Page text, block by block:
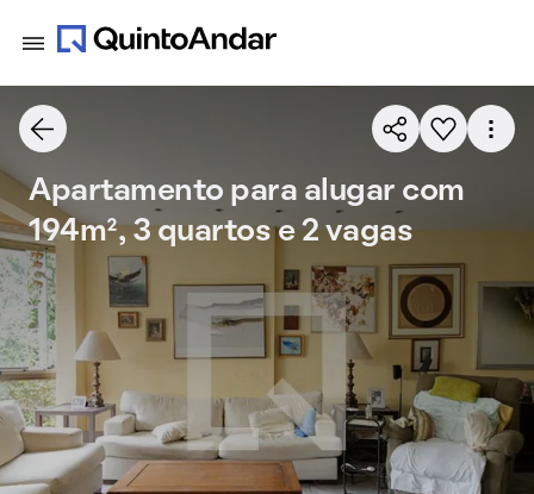
Apartamento para alugar com
194m², 3 quartos e 2 vagas